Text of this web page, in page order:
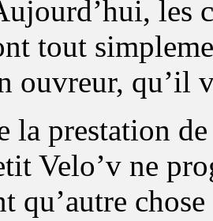
les
tout
ouvreur, qu’il
la prestation
Velo’v ne
qu’autre